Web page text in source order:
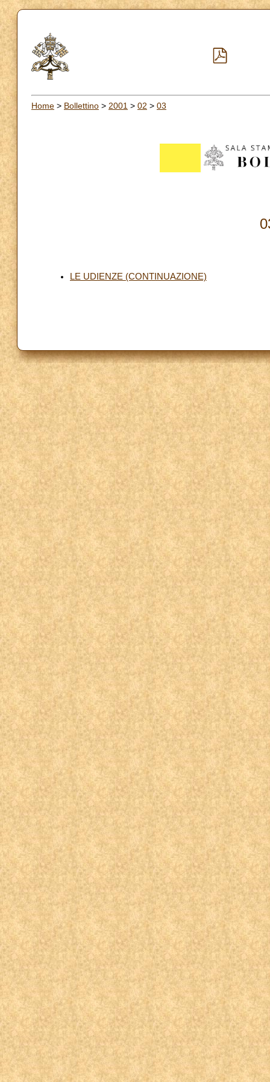
Home > Bollettino > 2001 > 02 > 03
LE UDIENZE (CONTINUAZIONE)